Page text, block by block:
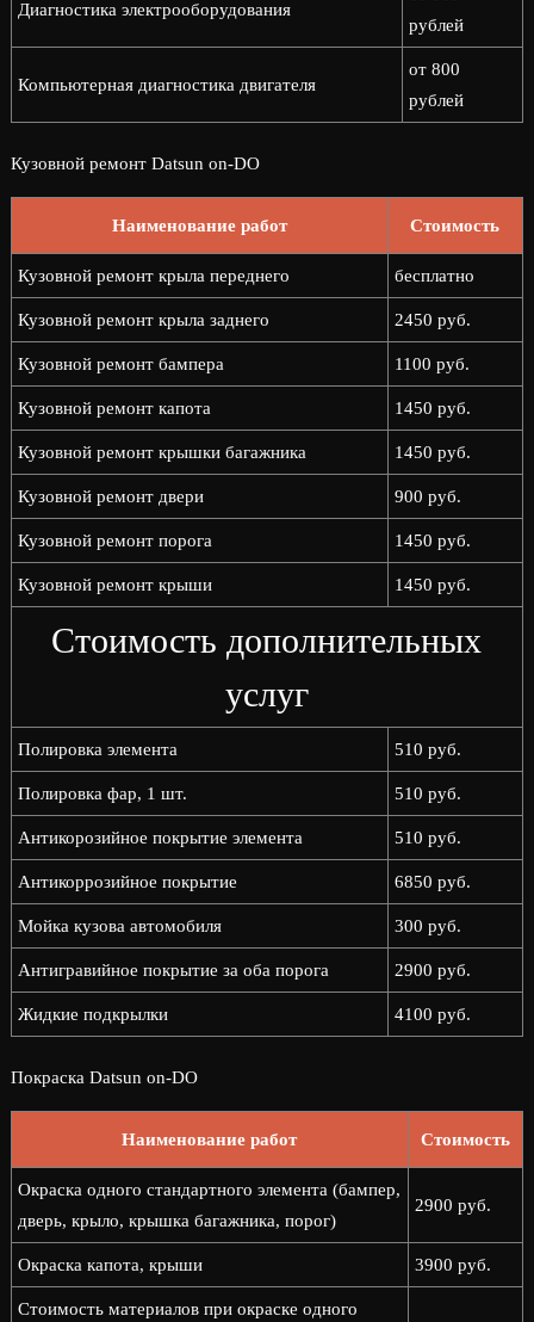
Диагностика электрооборудования
рублей
Компьютерная диагностика двигателя
от 800
рублей
Кузовной ремонт Datsun on-DO
Наименование работ Стоимость
Кузовной ремонт крыла переднего бесплатно
Кузовной ремонт крыла заднего 2450 руб.
Кузовной ремонт бампера 1100 руб.
Кузовной ремонт капота 1450 руб.
Кузовной ремонт крышки багажника 1450 руб.
Кузовной ремонт двери 900 руб.
Кузовной ремонт порога 1450 руб.
Кузовной ремонт крыши 1450 руб.
Стоимость дополнительных
услуг
Полировка элемента 510 руб.
Полировка фар, 1 шт. 510 руб.
Антикорозийное покрытие элемента 510 руб.
Антикоррозийное покрытие 6850 руб.
Мойка кузова автомобиля 300 руб.
Антигравийное покрытие за оба порога 2900 руб.
Жидкие подкрылки 4100 руб.
Покраска Datsun on-DO
Наименование работ Стоимость
Окраска одного стандартного элемента (бампер,
дверь, крыло, крышка багажника, порог)
2900 руб.
Окраска капота, крыши 3900 руб.
Стоимость материалов при окраске одного